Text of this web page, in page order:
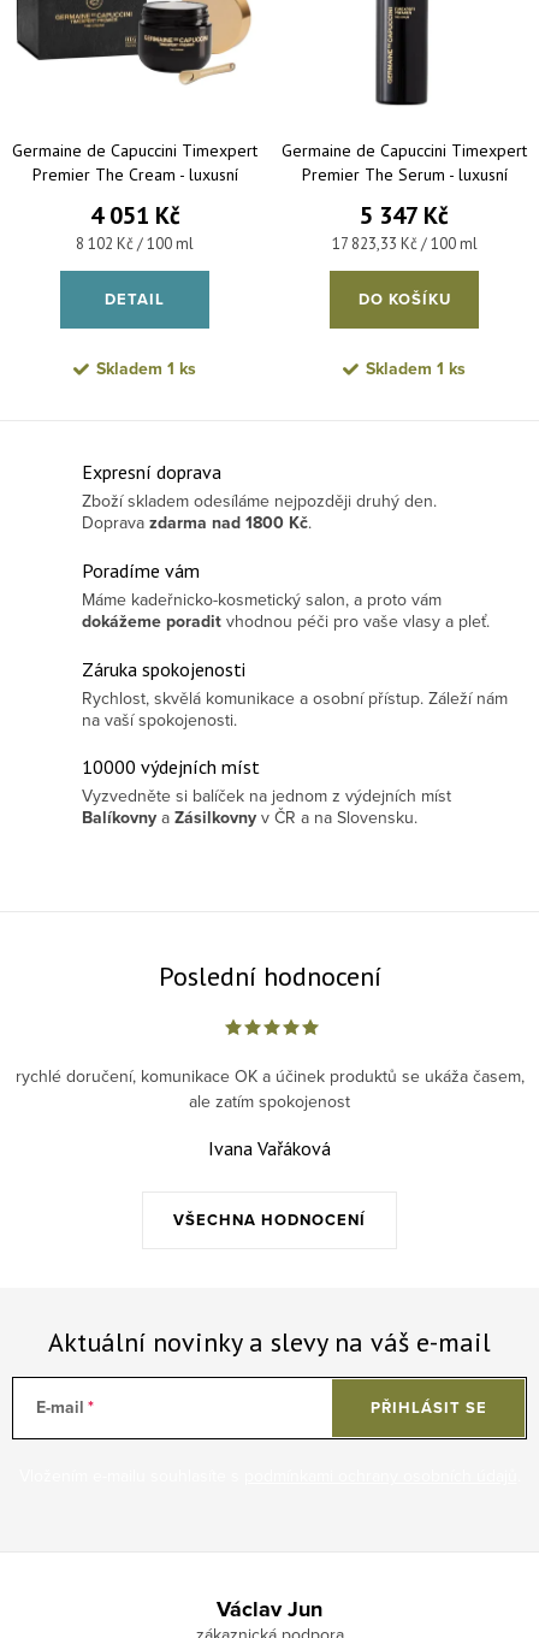
Abecedně
Germaine de Capuccini Timexpert
Premier The Cream - luxusní
4 051 Kč
Měrná cena:
8 102 Kč / 100 ml
DETAIL
Skladem 1 ks
Germaine de Capuccini Timexpert
Premier The Serum - luxusní
5 347 Kč
Měrná cena:
17 823,33 Kč / 100 ml
DO KOŠÍKU
Skladem 1 ks
Ovládací prvky výpisu
Expresní doprava
Zboží skladem odesíláme nejpozději druhý den.
Doprava zdarma nad 1800 Kč.
Poradíme vám
Máme kadeřnicko-kosmetický salon, a proto vám
dokážeme poradit vhodnou péči pro vaše vlasy a pleť.
Záruka spokojenosti
Rychlost, skvělá komunikace a osobní přístup. Záleží nám
na vaší spokojenosti.
10000 výdejních míst
Vyzvedněte si balíček na jednom z výdejních míst
Balíkovny a Zásilkovny v ČR a na Slovensku.
Poslední hodnocení
VŠECHNA HODNOCENÍ
rychlé doručení, komunikace OK a účinek produktů se ukáža časem,
ale zatím spokojenost
Ivana Vařáková
Aktuální novinky a slevy na váš e-mail
E-mail PŘIHLÁSIT SE
Václav Jun